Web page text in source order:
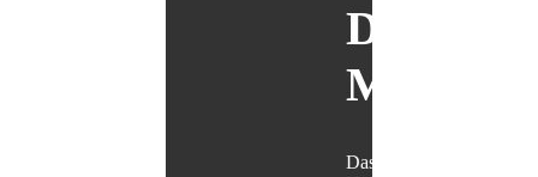
Der
Maulbär
Das